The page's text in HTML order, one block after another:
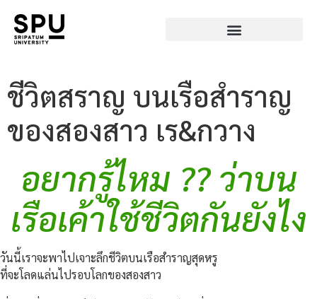
ชีวิตสราญ บนเรือสำราญ
ของสองสาว เร&กวาง
อยากรู้ไหม ?? ว่าบน
เรือเค้าใช้ชีวิตกันยังไง
วันนี้เราจะพาไปเจาะลึกชีวิตบนเรือสำราญสุดหรู
ที่จะโลดแล่นไปรอบโลกของสองสาว